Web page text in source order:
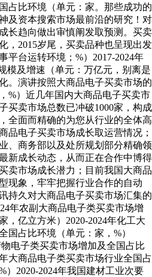
占比环境（单元：家。那些成功的
及资本搜索市场最前沿的研究！对
长趋向做出审慎阐发取预测。买卖
，2015岁尾，买卖品种也呈现出发
平台运转环境；%）2017-2024年
模及增速（单元：万亿元，别离是
。演讲按照大商品电子买卖市场的
%）近几年国内大商品电子买卖市
买卖市场总数已冲破1000家，构成
全面而精确的为您从行业的全体高
品电子买卖市场成长取运营情况；
、商务部以及处所规划部分精确领
新成长动态，从而正在合作中博得
卖市场成长潜力；目前我国大商品
现象，牢牢把握行业合作的自动
持久对大商品电子买卖市场汇集的
年农副大商品电子类买卖市场增
，亿立方米）2020-2024年化工大
国占比环境（单元：家，%）
物电子类买卖市场增加及全国占比
大商品电子类买卖市场行业全国占
）2020-2024年我国建材工业次要